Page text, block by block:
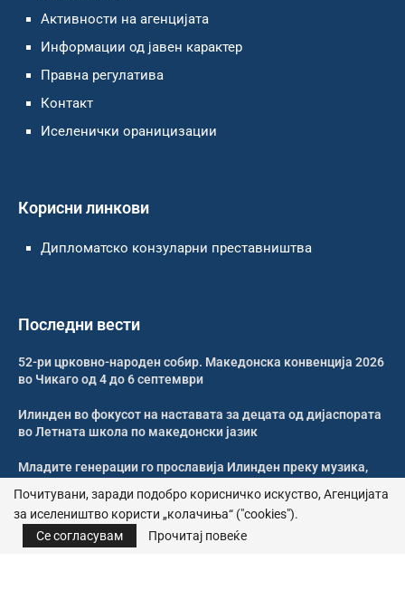
Активности на агенцијата
Информации од јавен карактер
Правна регулатива
Контакт
Иселенички ораницизации
Корисни линкови
Дипломатско конзуларни преставништва
Последни вести
52-ри црковно-народен собир. Македонска конвенција 2026
во Чикаго од 4 до 6 септември
Илинден во фокусот на наставата за децата од дијаспората
во Летната школа по македонски јазик
Младите генерации го прославија Илинден преку музика,
Свечено и молитвено одбележан Илинден во Џилонг
Почитувани, заради подобро корисничко искуство, Агенцијата
за иселеништво користи „колачиња“ ("cookies").
Се согласувам
Прочитај повеќе